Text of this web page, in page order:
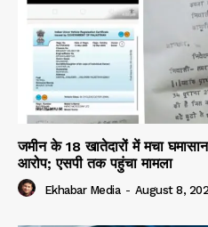
जमीन के 18 खातेदारों में मचा
आरोप; एसपी तक पहुंचा मामला
Ekhabar Media - August 8,